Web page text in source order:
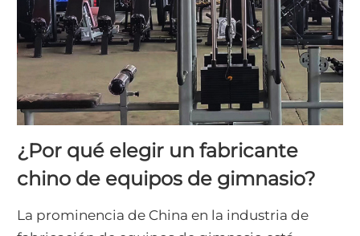
¿Por qué elegir un fabricante
chino de equipos de gimnasio?
La prominencia de China en la industria de